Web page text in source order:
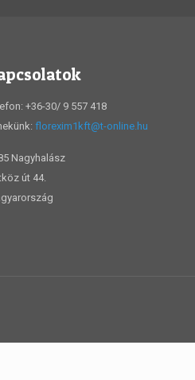
+36-30/ 9 557 418
florexim1kft@t-online.hu
Nagyhalász
út 44.